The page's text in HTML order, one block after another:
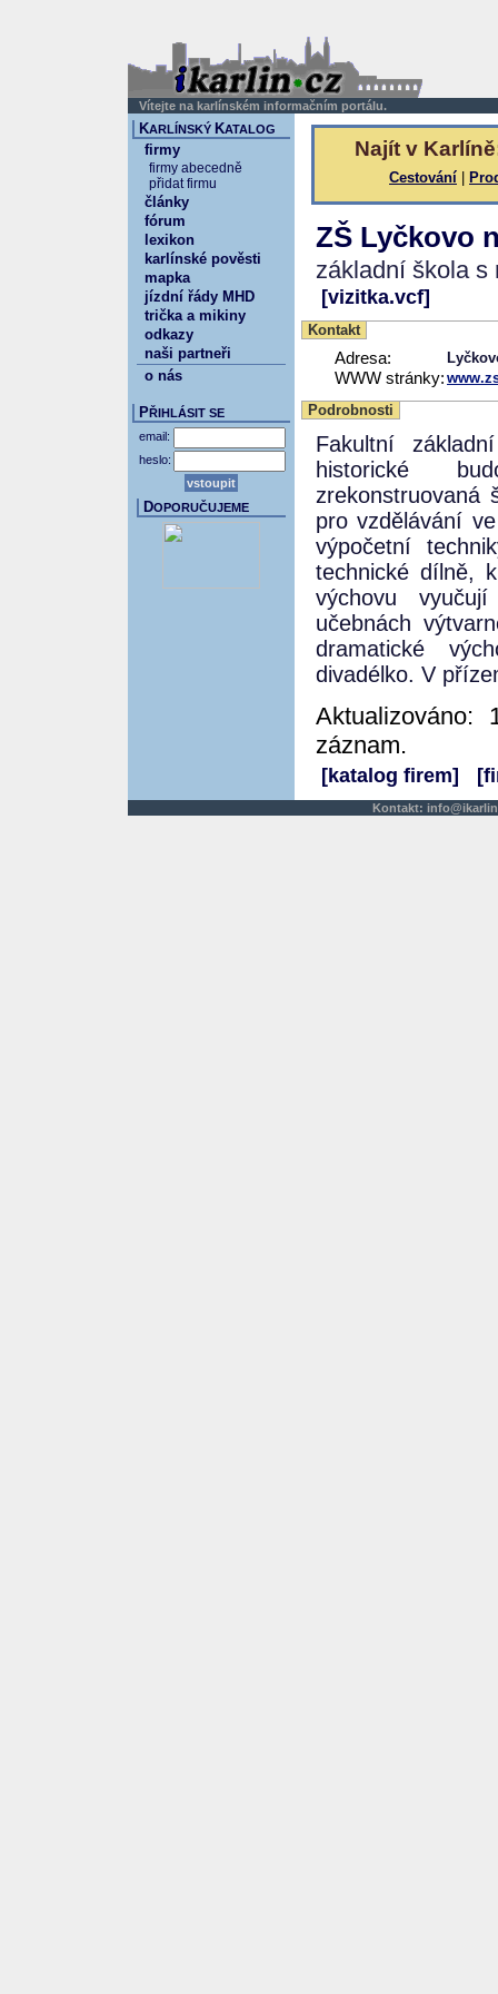
Vítejte na karlínském informačním portálu.
Najít v
Cestování
ZŠ Lyčkovo
základní škola s
[vizitka.vcf]
Kontakt
Adresa:
WWW stránky:
Podrobnosti
Fakultní
historické
zrekonstruovaná
pro vzdělávání
výpočetní
technické dílně,
výchovu
učebnách
dramatické
divadélko. V
Aktualizováno:
záznam.
[katalog firem]
KARLÍNSKÝ KATALOG
firmy
firmy abecedně
přidat firmu
články
fórum
lexikon
karlínské pověsti
mapka
jízdní řády MHD
trička a mikiny
odkazy
naši partneři
o nás
PŘIHLÁSIT SE
email:
heslo:
DOPORUČUJEME
Kontakt: